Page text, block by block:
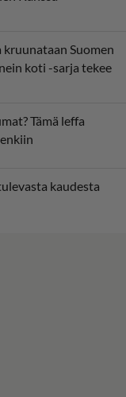
Suomen
koti -sarja tekee
Tämä leffa
kaudesta